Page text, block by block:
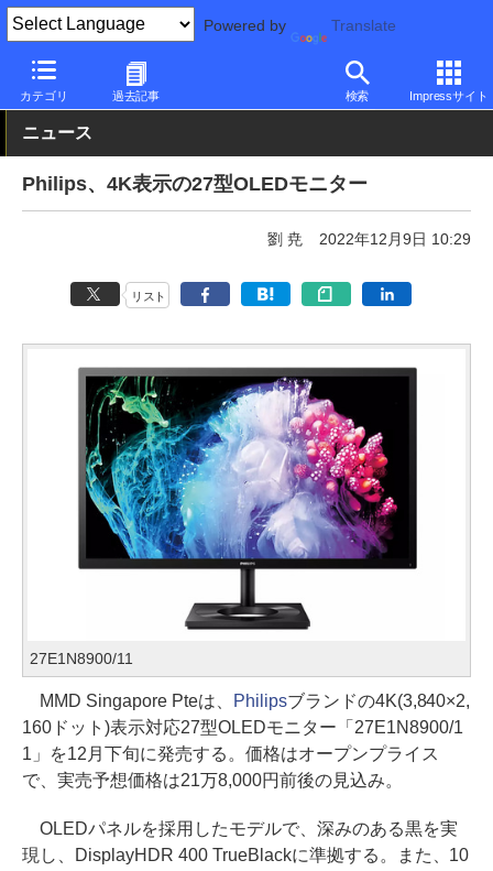
Powered by Translate
カテゴリ 過去記事 検索 Impressサイト
PC Watch 半導体/周辺機器 Philips
ニュース
Philips、4K表示の27型OLEDモニター
劉 尭 2022年12月9日 10:29
リスト
27E1N8900/11
MMD Singapore Pteは、 Philipsブランドの4K(3,840×2,
160ドット)表示対応27型OLEDモニター「27E1N8900/1
1」を12月下旬に発売する。価格はオープンプライス
で、実売予想価格は21万8,000円前後の見込み。
OLEDパネルを採用したモデルで、深みのある黒を実
現し、DisplayHDR 400 TrueBlackに準拠する。また、10